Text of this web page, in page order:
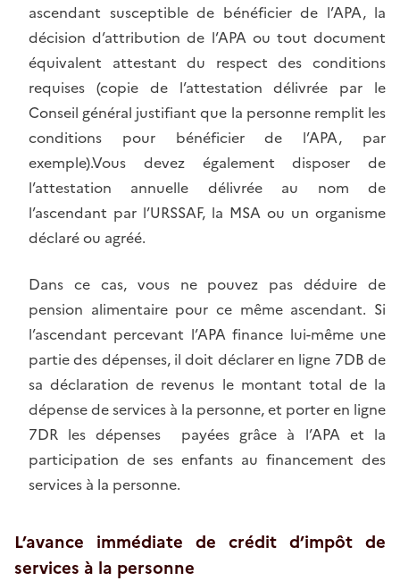
ascendant susceptible de bénéficier de l’APA, la
décision d’attribution de l’APA ou tout document
équivalent attestant du respect des conditions
requises (copie de l’attestation délivrée par le
Conseil général justifiant que la personne remplit les
conditions pour bénéficier de l’APA, par
exemple).Vous devez également disposer de
l’attestation annuelle délivrée au nom de
l’ascendant par l’URSSAF, la MSA ou un organisme
déclaré ou agréé.
Dans ce cas, vous ne pouvez pas déduire de
pension alimentaire pour ce même ascendant. Si
l’ascendant percevant l’APA finance lui-même une
partie des dépenses, il doit déclarer en ligne 7DB de
sa déclaration de revenus le montant total de la
dépense de services à la personne, et porter en ligne
7DR les dépenses payées grâce à l’APA et la
participation de ses enfants au financement des
services à la personne.
L’avance immédiate de crédit d’impôt de
services à la personne